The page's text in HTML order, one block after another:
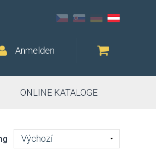
Anmelden
ONLINE KATALOGE
Výchozí